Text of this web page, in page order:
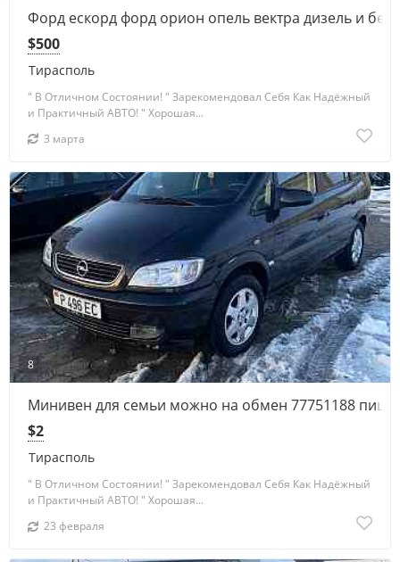
Форд ескорд форд орион опель вектра дизель и
Тирасполь
$500
" В Отличном Состоянии! " Зарекомендовал Себя Как Надёжный
и Практичный АВТО! " Хорошая...
3 марта
8
Минивен для семьи можно на обмен 77751188
Тирасполь
$2
" В Отличном Состоянии! " Зарекомендовал Себя Как Надёжный
и Практичный АВТО! " Хорошая...
23 февраля